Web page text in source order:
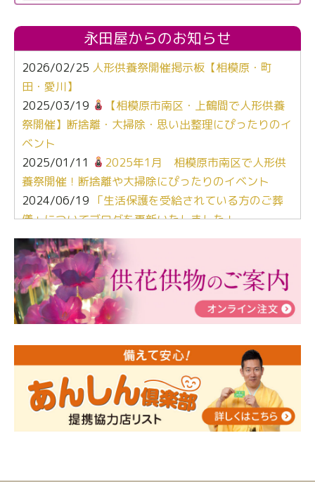
永田屋からのお知らせ
2026/02/25 人形供養祭開催掲示板【相模原・町
田・愛川】
2025/03/19
【相模原市南区・上鶴間で人形供養
祭開催】断捨離・大掃除・思い出整理にぴったりのイ
ベント
2025/01/11
2025年1月 相模原市南区で人形供
養祭開催！断捨離や大掃除にぴったりのイベント
2024/06/19 「生活保護を受給されている方のご葬
儀」についてブログを更新いたしました！
2024/03/06【終活なるほど教室】「マンガで学
ぶ！はじめてのお葬式」小さな家族葬ハウス®町田成
瀬 ご参加ありがとうございました！
2024/01/19令和6年能登半島地震災害の寄付のご報
告
人形供養 寄付のご報告
2023/12/16終活なるほど教室＠小さな家族葬ハウ
ス®上鶴間 エンディングノートを書いてみよう！
2023/11/29 永田屋創業110周年記念式典 レンブラ
ントホテル東京町田